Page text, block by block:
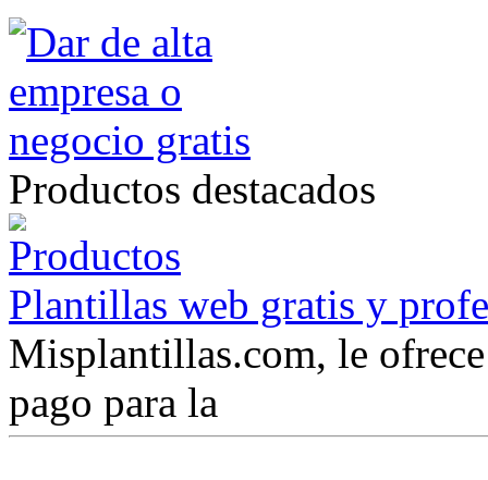
Productos destacados
Plantillas web gratis y
Misplantillas.com, le
pago para la